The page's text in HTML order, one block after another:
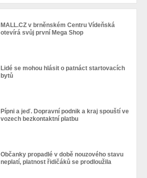
MALL.CZ v brněnském Centru Vídeňská
otevírá svůj první Mega Shop
Lidé se mohou hlásit o patnáct startovacích
bytů
Pípni a jeď. Dopravní podnik a kraj spouští ve
vozech bezkontaktní platbu
Občanky propadlé v době nouzového stavu
neplatí, platnost řidičáků se prodloužila